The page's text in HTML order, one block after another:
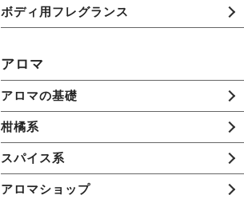
ボディ用フレグランス
アロマ
アロマの基礎
柑橘系
スパイス系
アロマショップ